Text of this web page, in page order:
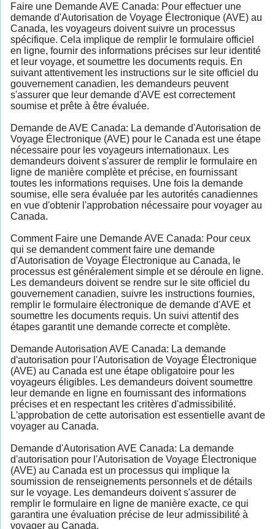
Faire une Demande AVE Canada: Pour effectuer une
demande d'Autorisation de Voyage Électronique (AVE) au
Canada, les voyageurs doivent suivre un processus
spécifique. Cela implique de remplir le formulaire officiel
en ligne, fournir des informations précises sur leur identité
et leur voyage, et soumettre les documents requis. En
suivant attentivement les instructions sur le site officiel du
gouvernement canadien, les demandeurs peuvent
s'assurer que leur demande d'AVE est correctement
soumise et prête à être évaluée.
Demande de AVE Canada: La demande d'Autorisation de
Voyage Électronique (AVE) pour le Canada est une étape
nécessaire pour les voyageurs internationaux. Les
demandeurs doivent s'assurer de remplir le formulaire en
ligne de manière complète et précise, en fournissant
toutes les informations requises. Une fois la demande
soumise, elle sera évaluée par les autorités canadiennes
en vue d'obtenir l'approbation nécessaire pour voyager au
Canada.
Comment Faire une Demande AVE Canada: Pour ceux
qui se demandent comment faire une demande
d'Autorisation de Voyage Électronique au Canada, le
processus est généralement simple et se déroule en ligne.
Les demandeurs doivent se rendre sur le site officiel du
gouvernement canadien, suivre les instructions fournies,
remplir le formulaire électronique de demande d'AVE et
soumettre les documents requis. Un suivi attentif des
étapes garantit une demande correcte et complète.
Demande Autorisation AVE Canada: La demande
d'autorisation pour l'Autorisation de Voyage Électronique
(AVE) au Canada est une étape obligatoire pour les
voyageurs éligibles. Les demandeurs doivent soumettre
leur demande en ligne en fournissant des informations
précises et en respectant les critères d'admissibilité.
L'approbation de cette autorisation est essentielle avant de
voyager au Canada.
Demande d'Autorisation AVE Canada: La demande
d'autorisation pour l'Autorisation de Voyage Électronique
(AVE) au Canada est un processus qui implique la
soumission de renseignements personnels et de détails
sur le voyage. Les demandeurs doivent s'assurer de
remplir le formulaire en ligne de manière exacte, ce qui
garantira une évaluation précise de leur admissibilité à
voyager au Canada.